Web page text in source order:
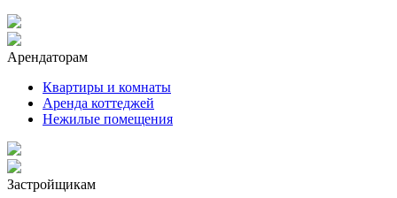
Арендаторам
Квартиры и комнаты
Аренда коттеджей
Нежилые помещения
Застройщикам